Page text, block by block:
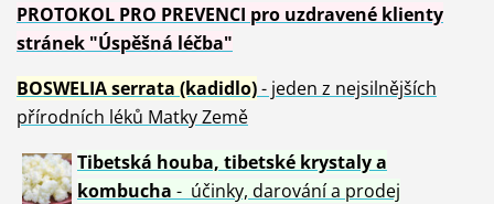
PROTOKOL PRO PREVENCI pro uzdravené klienty
stránek "Úspěšná léčba"
BOSWELIA serrata (kadidlo)- jeden z nejsilnějších
přírodních léků Matky Země
Tibetská houba, tibetské krystalya
kombucha - účinky, darování a prodej